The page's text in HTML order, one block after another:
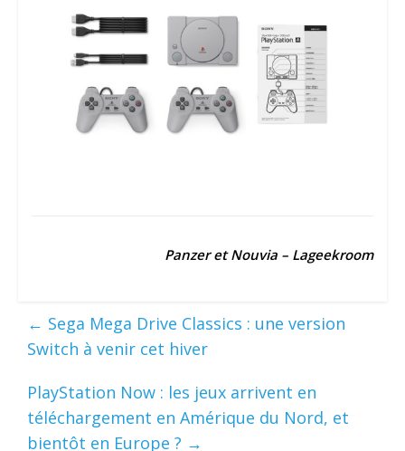
Panzer et Nouvia – Lageekroom
← Sega Mega Drive Classics : une version
Switch à venir cet hiver
PlayStation Now : les jeux arrivent en
téléchargement en Amérique du Nord, et
bientôt en Europe ? →